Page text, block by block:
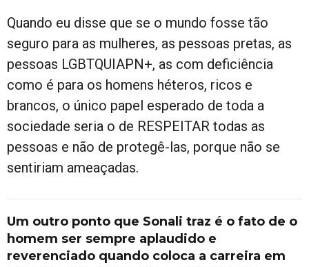
Quando eu disse que se o mundo fosse tão
seguro para as mulheres, as pessoas pretas, as
pessoas LGBTQUIAPN+, as com deficiência
como é para os homens héteros, ricos e
brancos, o único papel esperado de toda a
sociedade seria o de RESPEITAR todas as
pessoas e não de protegê-las, porque não se
sentiriam ameaçadas.
Um outro ponto que Sonali traz é o fato de o
homem ser sempre aplaudido e
reverenciado quando coloca a carreira em